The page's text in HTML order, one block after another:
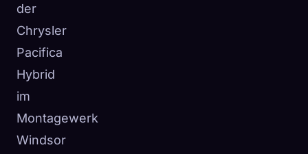
der
Chrysler
Pacifica
Hybrid
im
Montagewerk
Windsor